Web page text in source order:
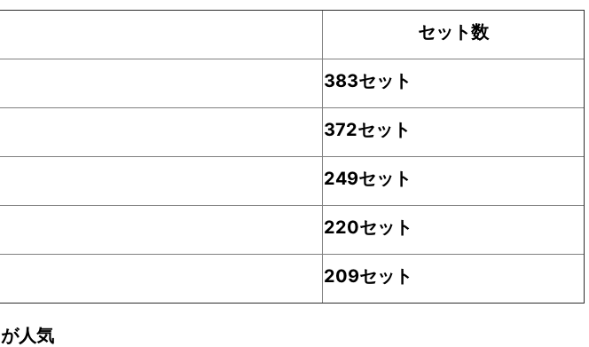
セット数
383セット
372セット
249セット
220セット
209セット
人気